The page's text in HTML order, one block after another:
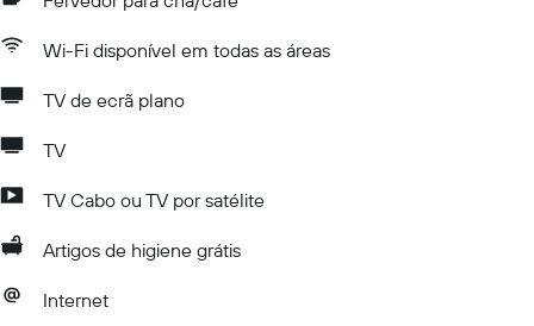
Wi-Fi disponível em todas as áreas
TV de ecrã plano
TV
TV Cabo ou TV por satélite
Artigos de higiene grátis
Internet